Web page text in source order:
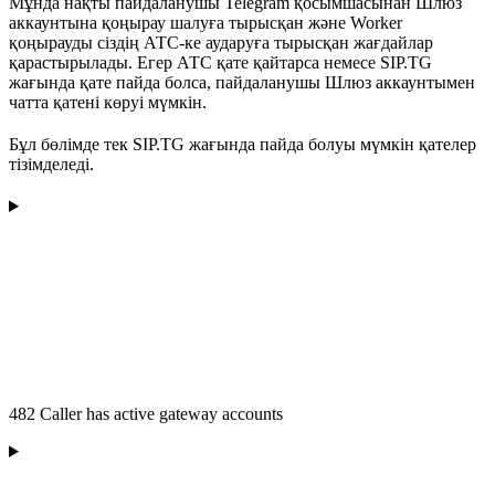
аккаунтына қоңырау шалуға тырысқан және Worker
қоңырауды сіздің АТС-ке аударуға тырысқан жағдайлар
қарастырылады. Егер АТС қате қайтарса немесе SIP.TG
жағында қате пайда болса, пайдаланушы Шлюз аккаунтымен
чатта қатені көруі мүмкін.
Бұл бөлімде тек SIP.TG жағында пайда болуы мүмкін қателер
тізімделеді.
482 Caller has active gateway accounts